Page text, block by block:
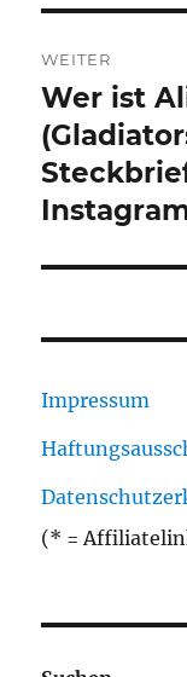
WEITER
Nächster
Beitrag:
Wer ist
Impressum
(* =